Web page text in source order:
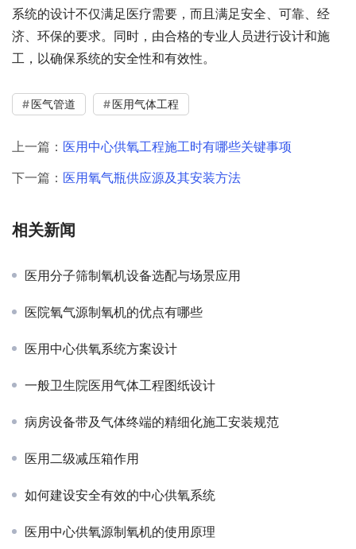
系统的设计不仅满足医疗需要，而且满足安全、可靠、经
济、环保的要求。同时，由合格的专业人员进行设计和施
工，以确保系统的安全性和有效性。
医气管道 医用气体工程
上一篇： 医用中心供氧工程施工时有哪些关键事项
下一篇： 医用氧气瓶供应源及其安装方法
相关新闻
医用分子筛制氧机设备选配与场景应用
医院氧气源制氧机的优点有哪些
医用中心供氧系统方案设计
一般卫生院医用气体工程图纸设计
病房设备带及气体终端的精细化施工安装规范
医用二级减压箱作用
如何建设安全有效的中心供氧系统
医用中心供氧源制氧机的使用原理